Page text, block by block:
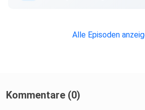
Alle Episoden
Kommentare (0)